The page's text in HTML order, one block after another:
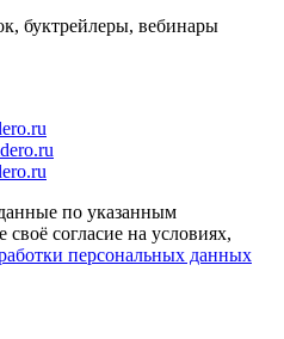
буктрейлеры, вебинары
по указанным
согласие на условиях,
персональных данных